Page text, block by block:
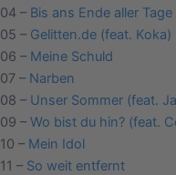
04 – Bis ans Ende aller Tage
05 – Gelitten.de (feat. Koka)
06 – Meine Schuld
07 – Narben
08 – Unser Sommer (feat.
09 – Wo bist du hin? (feat.
10 – Mein Idol
11 – So weit entfernt